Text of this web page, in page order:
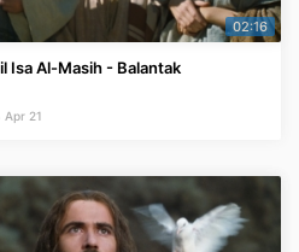
02:16
Isa Al-Masih - Balantak
Apr 21